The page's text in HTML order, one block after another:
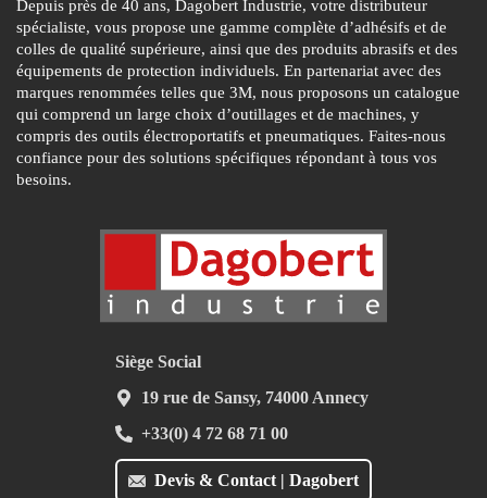
Depuis près de 40 ans, Dagobert Industrie, votre distributeur
spécialiste, vous propose une gamme complète d’adhésifs et de
colles de qualité supérieure, ainsi que des produits abrasifs et des
équipements de protection individuels. En partenariat avec des
marques renommées telles que 3M, nous proposons un catalogue
qui comprend un large choix d’outillages et de machines, y
compris des outils électroportatifs et pneumatiques. Faites-nous
confiance pour des solutions spécifiques répondant à tous vos
besoins.
Devis & Contact | Dagobert
Siège Social
19 rue de Sansy, 74000 Annecy
+33(0) 4 72 68 71 00